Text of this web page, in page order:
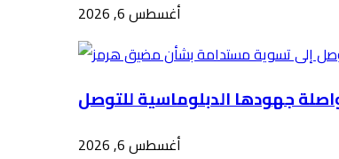
أغسطس 6, 2026
أغسطس 6, 2026